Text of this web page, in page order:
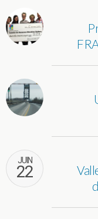
JUIN
22